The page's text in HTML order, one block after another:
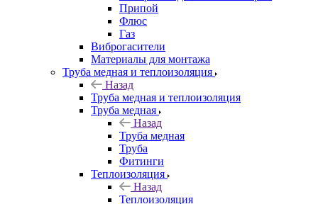
Припой
Флюс
Газ
Виброгасители
Материалы для монтажа
Труба медная и теплоизоляция
Назад
Труба медная и теплоизоляция
Труба медная
Назад
Труба медная
Труба
Фитинги
Теплоизоляция
Назад
Теплоизоляция